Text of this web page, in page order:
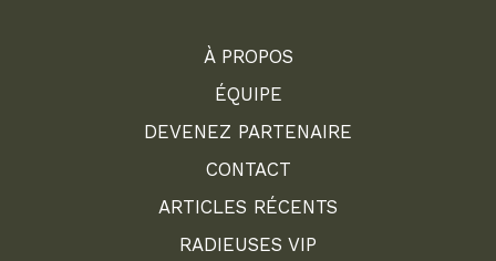
À PROPOS
ÉQUIPE
DEVENEZ PARTENAIRE
CONTACT
ARTICLES RÉCENTS
RADIEUSES VIP